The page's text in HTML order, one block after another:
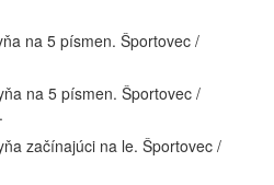
na 5 písmen. Športovec /
na 5 písmen. Športovec /
začínajúci na le. Športovec /